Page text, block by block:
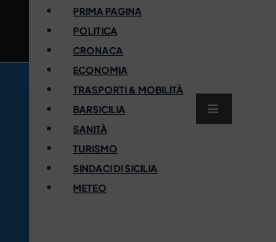
PRIMA PAGINA
POLITICA
CRONACA
ECONOMIA
TRASPORTI & MOBILITÀ
BARSICILIA
SANITÀ
TURISMO
SINDACI DI SICILIA
METEO